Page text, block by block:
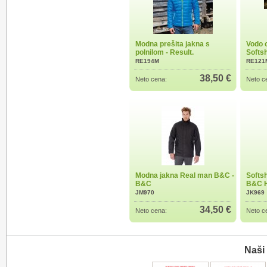
Modna prešita jakna s
polnilom - Result.
RE194M
Neto cena: 38,50 €
Vodo
Neto
Modna jakna Real man B&C -
B&C
JM970
Neto cena: 34,50 €
B&C
JK969
Neto